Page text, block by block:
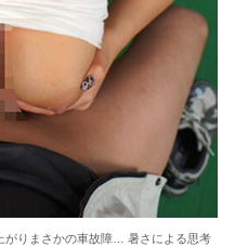
がりまさかの車故障… 暑さによる思考